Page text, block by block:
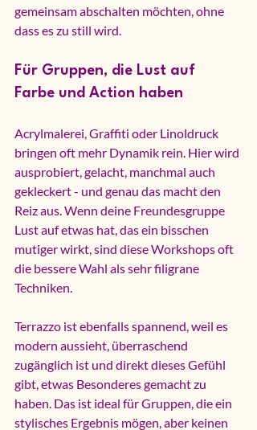
gemeinsam abschalten möchten, ohne
dass es zu still wird.
Für Gruppen, die Lust auf
Farbe und Action haben
Acrylmalerei, Graffiti oder Linoldruck
bringen oft mehr Dynamik rein. Hier wird
ausprobiert, gelacht, manchmal auch
gekleckert - und genau das macht den
Reiz aus. Wenn deine Freundesgruppe
Lust auf etwas hat, das ein bisschen
mutiger wirkt, sind diese Workshops oft
die bessere Wahl als sehr filigrane
Techniken.
Terrazzo ist ebenfalls spannend, weil es
modern aussieht, überraschend
zugänglich ist und direkt dieses Gefühl
gibt, etwas Besonderes gemacht zu
haben. Das ist ideal für Gruppen, die ein
stylisches Ergebnis mögen, aber keinen